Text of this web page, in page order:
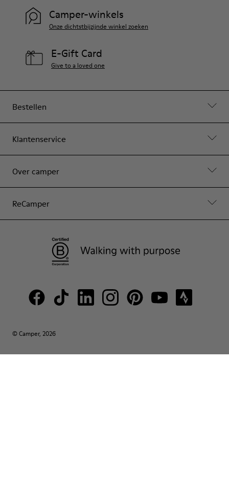
Bestellen
Klantenservice
Over camper
ReCamper
Camper-winkels
Onze dichtstbijzijnde winkel zoeken
E-Gift Card
Give to a loved one
© Camper, 2026